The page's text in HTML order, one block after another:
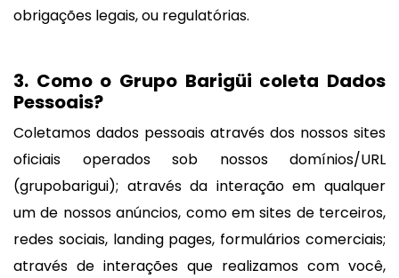
obrigações legais, ou regulatórias.
3. Como o Grupo Barigüi coleta Dados
Pessoais?
Coletamos dados pessoais através dos nossos sites
oficiais operados sob nossos domínios/URL
(grupobarigui); através da interação em qualquer
um de nossos anúncios, como em sites de terceiros,
redes sociais, landing pages, formulários comerciais;
através de interações que realizamos com você,